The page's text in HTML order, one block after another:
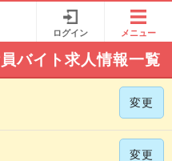
ログイン メニュー
バイト求人情報一覧
変更
変更